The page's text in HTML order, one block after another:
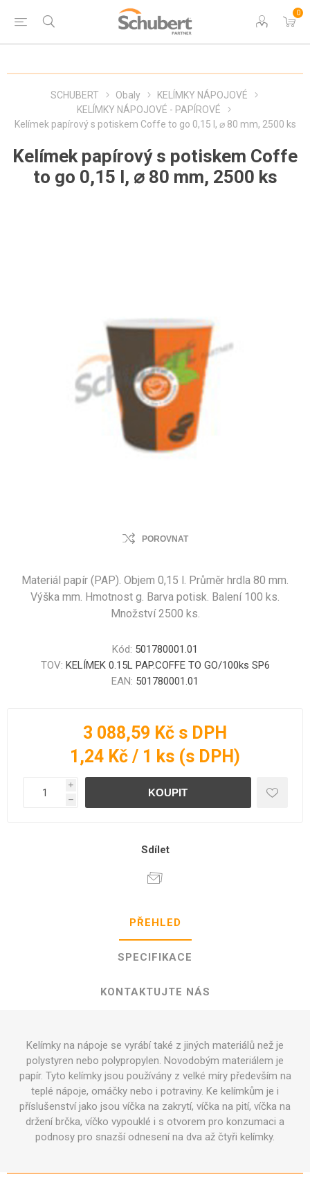
0
SCHUBERT Obaly
KELÍMKY NÁPOJOVÉ
KELÍMKY NÁPOJOVÉ - PAPÍROVÉ
Kelímek papírový s potiskem Coffe to go 0,15 l, ⌀ 80 mm, 2500 ks
Kelímek papírový s potiskem Coffe
to go 0,15 l, ⌀ 80 mm, 2500 ks
POROVNAT
Materiál papír (PAP). Objem 0,15 l. Průměr hrdla 80 mm.
Výška mm. Hmotnost g. Barva potisk. Balení 100 ks.
Množství 2500 ks.
Kód: 501780001.01
TOV: KELÍMEK 0.15L PAP.COFFE TO GO/100ks SP6
EAN: 501780001.01
3 088,59 Kč s DPH
1,24 Kč / 1 ks (s DPH)
i
h
Sdílet
PŘEHLED
SPECIFIKACE
KONTAKTUJTE NÁS
Kelímky na nápoje se vyrábí také z jiných materiálů než je
polystyren nebo polypropylen. Novodobým materiálem je
papír. Tyto kelímky jsou používány z velké míry především na
teplé nápoje, omáčky nebo i potraviny. Ke kelímkům je i
příslušenství jako jsou víčka na zakrytí, víčka na pití, víčka na
držení brčka, víčko vypouklé i s otvorem pro konzumaci a
podnosy pro snazší odnesení na dva až čtyři kelímky.